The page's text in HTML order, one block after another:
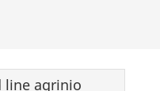
line agrinio